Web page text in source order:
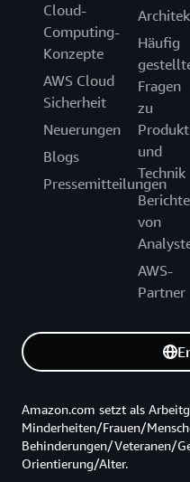
Cloud-
Computing-
Konzepte
AWS Cloud
Sicherheit
Neuerungen
Blogs
Pressemitteilungen
Häufig
Fragen
zu
Produkt
und
Technik
Berichte
von
AWS-
Partner
Amazon.com setzt als
Minderheiten/Frauen/
Behinderungen/Veteranen/
Orientierung/Alter.